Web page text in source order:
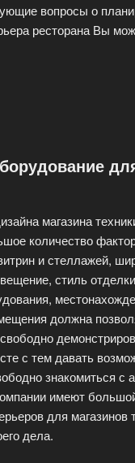
вопросы о
ресторана Вы
магазина
количество
и стеллажей,
стиль
должна
с тем давать
знакомиться с
имеют
для магазинов
дела.